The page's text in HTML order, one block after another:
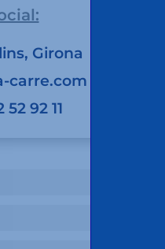
Girona
carre.com
92 11